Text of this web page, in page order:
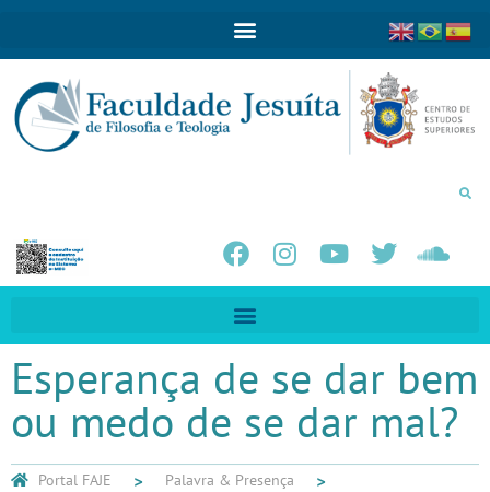
Esperança de se dar bem
ou medo de se dar mal?
Portal FAJE Palavra & Presença